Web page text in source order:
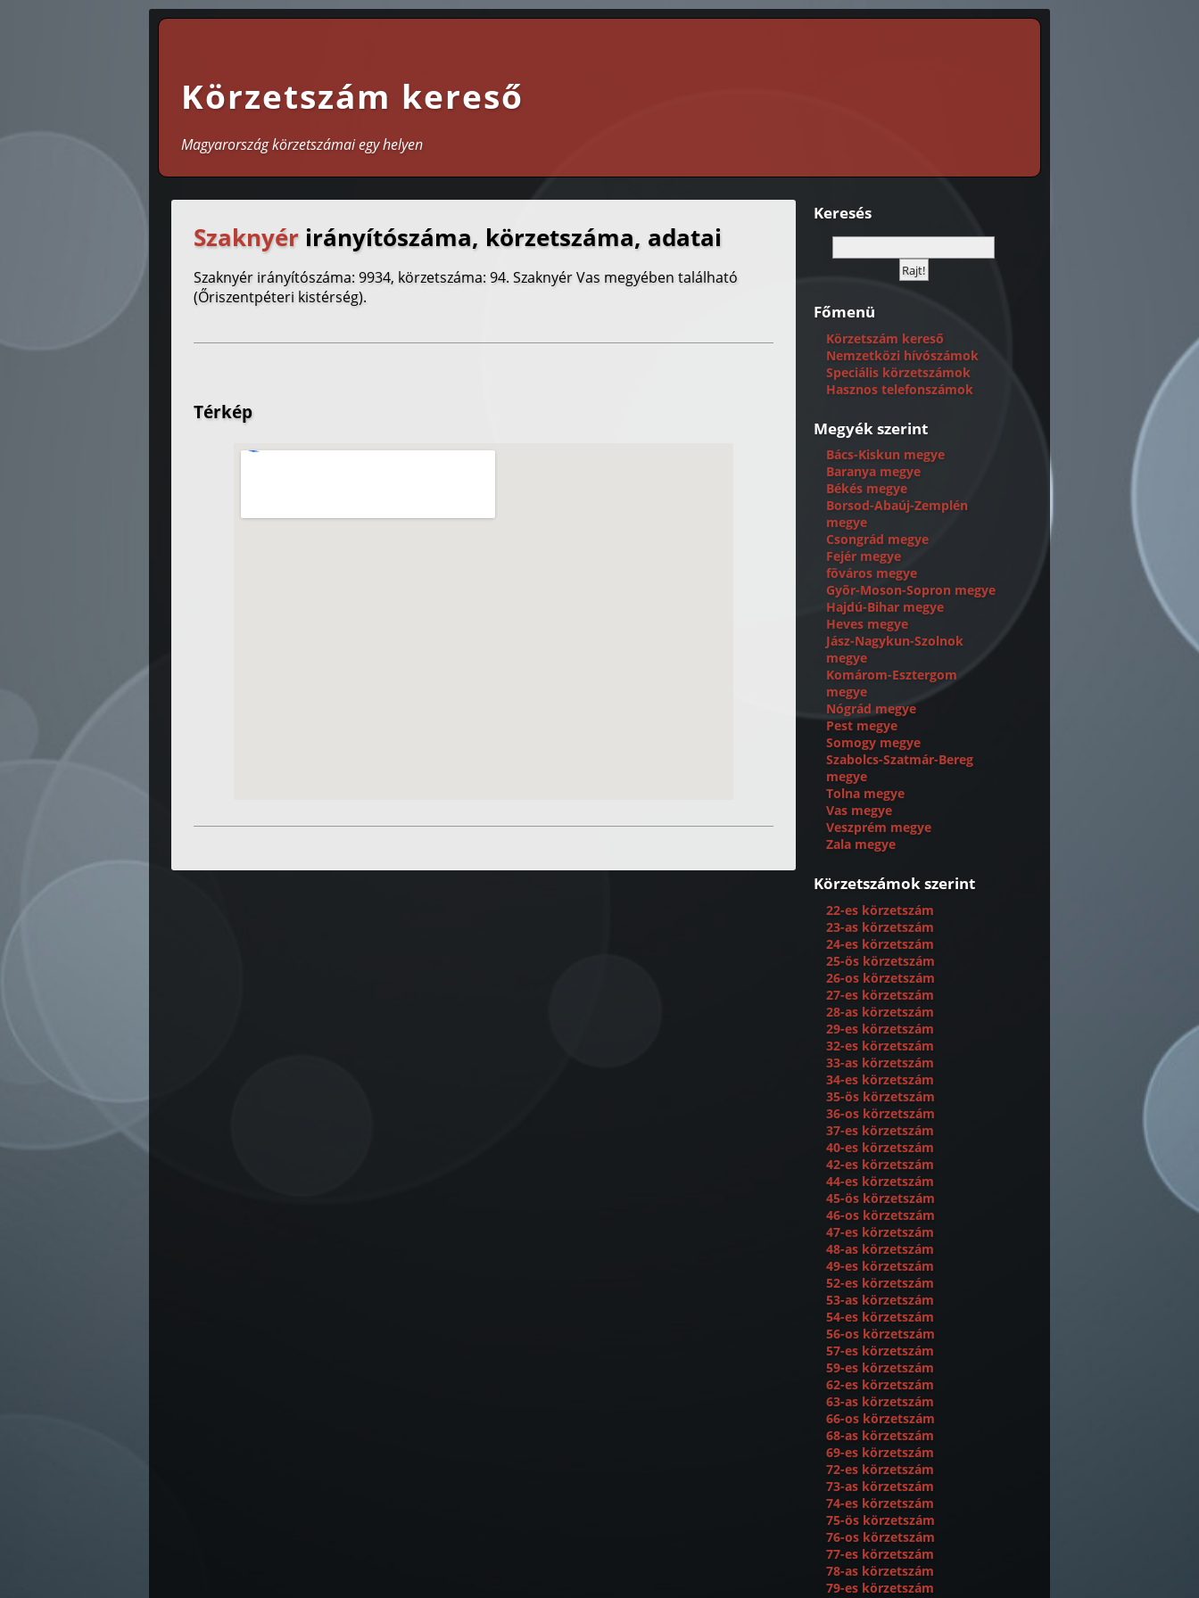
Körzetszám kereső
Magyarország körzetszámai egy helyen
Szaknyér irányítószáma, körzetszáma, adatai
Szaknyér irányítószáma: 9934, körzetszáma: 94. Szaknyér Vas megyében található
(Őriszentpéteri kistérség).
Térkép
Keresés
Főmenü
Körzetszám kereső
Nemzetközi hívószámok
Speciális körzetszámok
Hasznos telefonszámok
Megyék szerint
Bács-Kiskun megye
Baranya megye
Békés megye
Borsod-Abaúj-Zemplén
megye
Csongrád megye
Fejér megye
fõváros megye
Gyõr-Moson-Sopron megye
Hajdú-Bihar megye
Heves megye
Jász-Nagykun-Szolnok
megye
Komárom-Esztergom
megye
Nógrád megye
Pest megye
Somogy megye
Szabolcs-Szatmár-Bereg
megye
Tolna megye
Vas megye
Veszprém megye
Zala megye
Körzetszámok szerint
22-es körzetszám
23-as körzetszám
24-es körzetszám
25-ös körzetszám
26-os körzetszám
27-es körzetszám
28-as körzetszám
29-es körzetszám
32-es körzetszám
33-as körzetszám
34-es körzetszám
35-ös körzetszám
36-os körzetszám
37-es körzetszám
40-es körzetszám
42-es körzetszám
44-es körzetszám
45-ös körzetszám
46-os körzetszám
47-es körzetszám
48-as körzetszám
49-es körzetszám
52-es körzetszám
53-as körzetszám
54-es körzetszám
56-os körzetszám
57-es körzetszám
59-es körzetszám
62-es körzetszám
63-as körzetszám
66-os körzetszám
68-as körzetszám
69-es körzetszám
72-es körzetszám
73-as körzetszám
74-es körzetszám
75-ös körzetszám
76-os körzetszám
77-es körzetszám
78-as körzetszám
79-es körzetszám